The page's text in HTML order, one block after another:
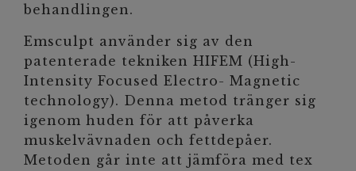
behandlingen.
Emsculpt använder sig av den
patenterade tekniken HIFEM (High-
Intensity Focused Electro- Magnetic
technology). Denna metod tränger sig
igenom huden för att påverka
muskelvävnaden och fettdepåer.
Metoden går inte att jämföra med tex